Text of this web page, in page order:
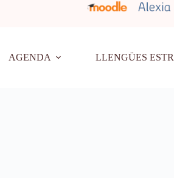
AGENDA LLENGÜES